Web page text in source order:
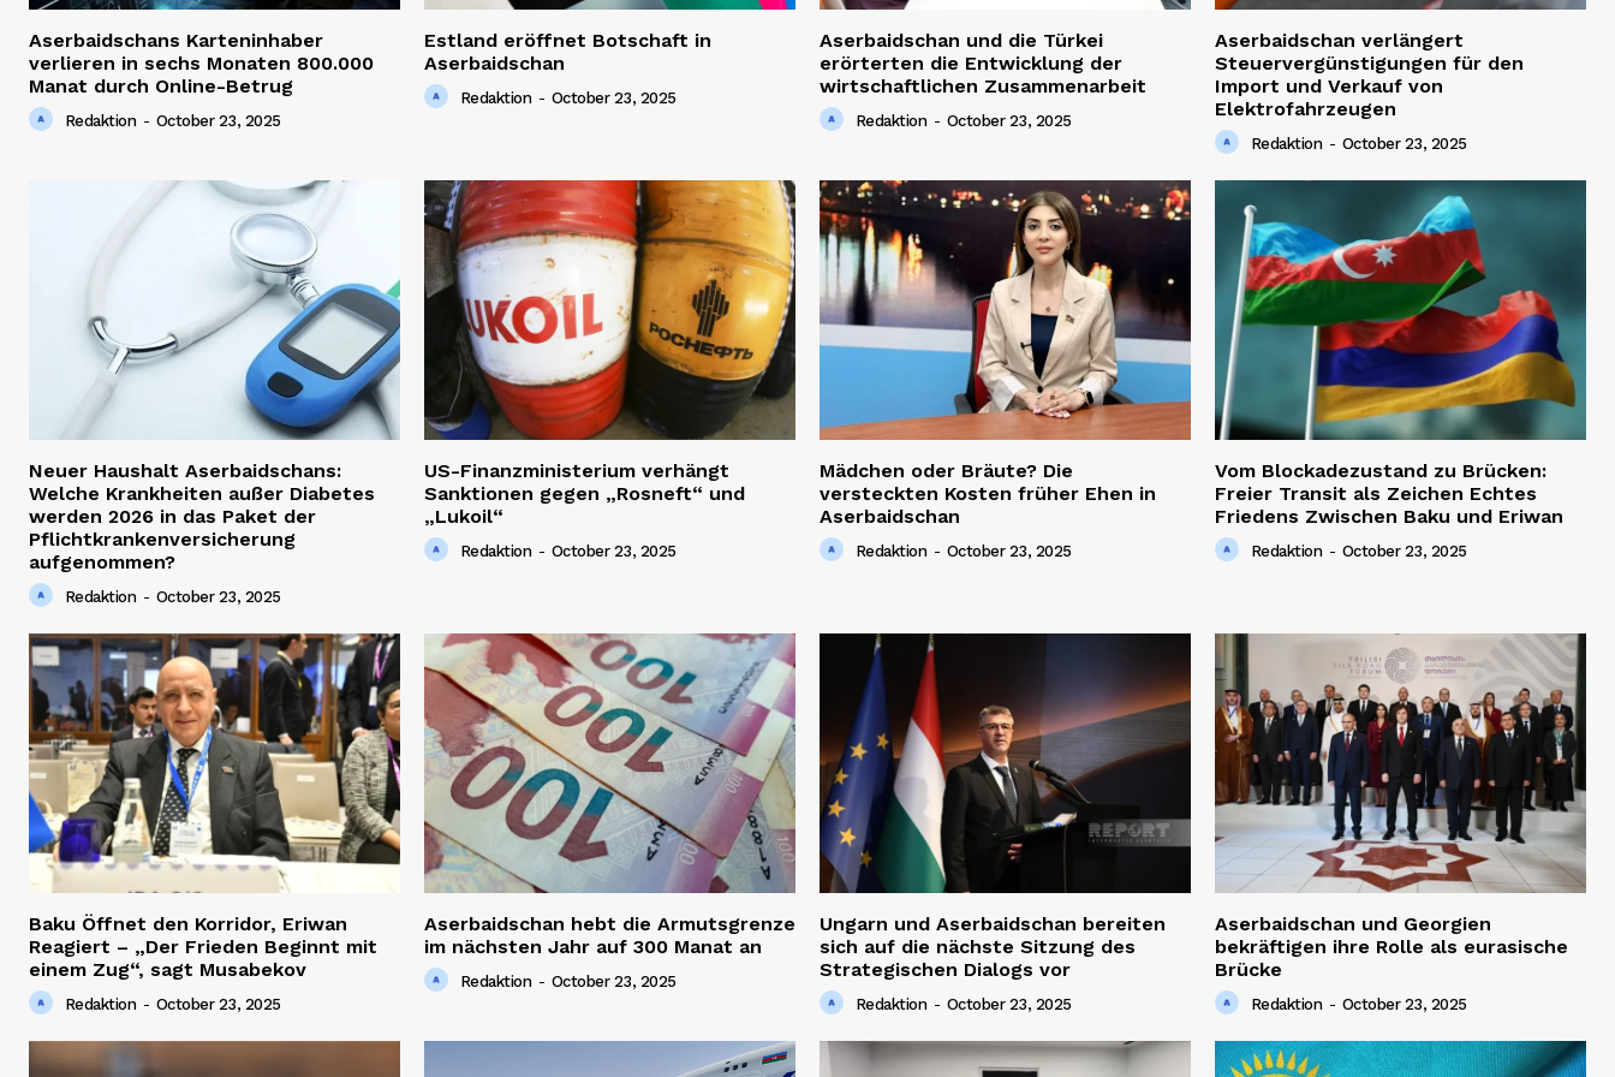
Aserbaidschans Karteninhaber
verlieren in sechs Monaten 800.000
Manat durch Online-Betrug
Redaktion - October 23, 2025
Estland eröffnet Botschaft in
Aserbaidschan
Redaktion - October 23, 2025
Aserbaidschan und die Türkei
erörterten die Entwicklung der
wirtschaftlichen Zusammenarbeit
Redaktion - October 23, 2025
Aserbaidschan verlängert
Steuervergünstigungen für den
Import und Verkauf von
Elektrofahrzeugen
Redaktion - October 23, 2025
Neuer Haushalt Aserbaidschans:
Welche Krankheiten außer Diabetes
werden 2026 in das Paket der
Pflichtkrankenversicherung
aufgenommen?
Redaktion - October 23, 2025
US-Finanzministerium verhängt
Sanktionen gegen „Rosneft“ und
„Lukoil“
Redaktion - October 23, 2025
Mädchen oder Bräute? Die
versteckten Kosten früher Ehen in
Aserbaidschan
Redaktion - October 23, 2025
Vom Blockadezustand zu Brücken:
Freier Transit als Zeichen Echtes
Friedens Zwischen Baku und Eriwan
Redaktion - October 23, 2025
Baku Öffnet den Korridor, Eriwan
Reagiert – „Der Frieden Beginnt mit
einem Zug“, sagt Musabekov
Redaktion - October 23, 2025
Aserbaidschan hebt die Armutsgrenze
im nächsten Jahr auf 300 Manat an
Redaktion - October 23, 2025
Ungarn und Aserbaidschan bereiten
sich auf die nächste Sitzung des
Strategischen Dialogs vor
Redaktion - October 23, 2025
Aserbaidschan und Georgien
bekräftigen ihre Rolle als eurasische
Brücke
Redaktion - October 23, 2025